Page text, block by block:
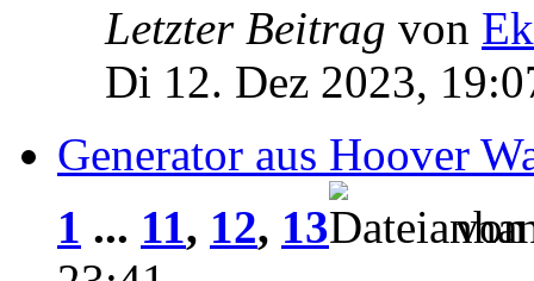
Letzter Beitrag von
Di 12. Dez 2023,
Generator aus Hoover
1 ... 11, 12, 13